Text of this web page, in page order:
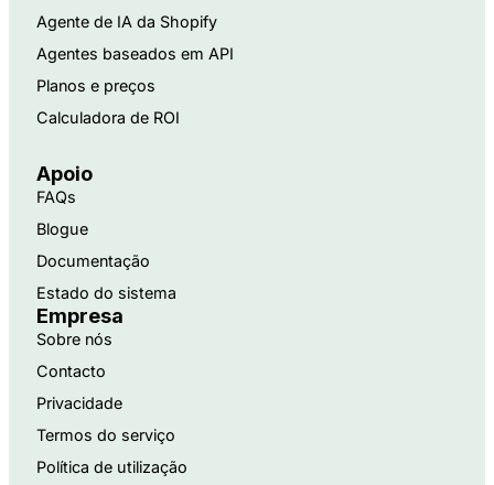
Agente de IA da Shopify
Agentes baseados em API
Planos e preços
Calculadora de ROI
Apoio
FAQs
Blogue
Documentação
Estado do sistema
Empresa
Sobre nós
Contacto
Privacidade
Termos do serviço
Política de utilização